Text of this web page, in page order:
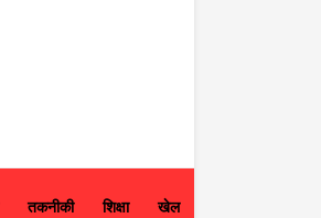
तकनीकी शिक्षा खेल